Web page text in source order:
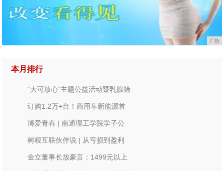
广告
本月排行
“大可放心”主题公益活动暨乳腺筛
订购1.2万+台！商用车新能源首
博爱青春 | 南通理工学院学子公
树根互联伙伴说 | 从亏损到盈利
金立董事长放豪言：1499元以上